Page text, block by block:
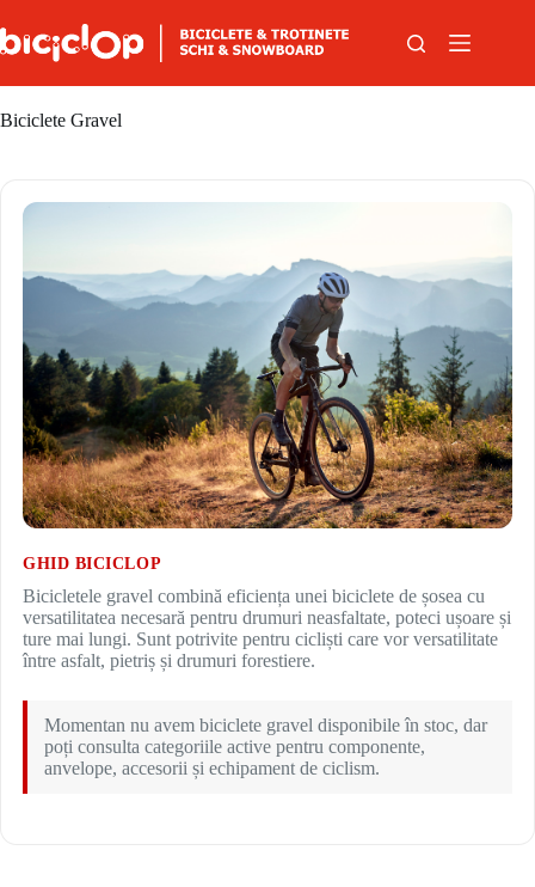
Biciclete Gravel
GHID BICICLOP
Bicicletele gravel combină eficiența unei biciclete de șosea cu
versatilitatea necesară pentru drumuri neasfaltate, poteci ușoare și
ture mai lungi. Sunt potrivite pentru cicliști care vor versatilitate
între asfalt, pietriș și drumuri forestiere.
Momentan nu avem biciclete gravel disponibile în stoc, dar
poți consulta categoriile active pentru componente,
anvelope, accesorii și echipament de ciclism.